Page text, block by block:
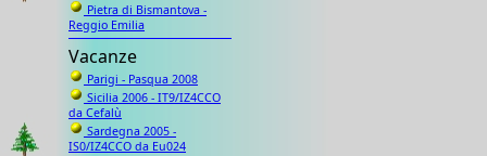
Pietra di Bismantova -
Reggio Emilia
Vacanze
Parigi - Pasqua 2008
Sicilia 2006 - IT9/IZ4CCO
da Cefalù
Sardegna 2005 -
IS0/IZ4CCO da Eu024